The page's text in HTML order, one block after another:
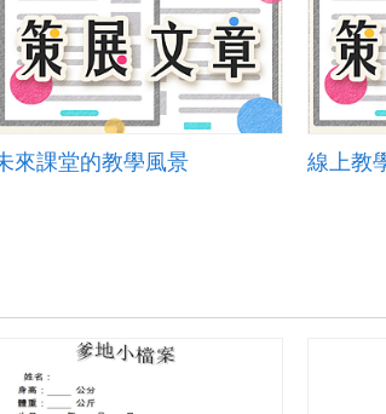
來課堂的教學風景